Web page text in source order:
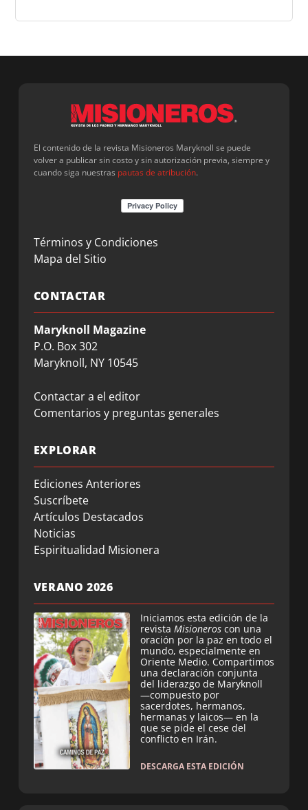
El contenido de la revista Misioneros Maryknoll se puede
volver a publicar sin costo y sin autorización previa, siempre y
cuando siga nuestras pautas de atribución.
Términos y Condiciones
Mapa del Sitio
CONTACTAR
Maryknoll Magazine
P.O. Box 302
Maryknoll, NY 10545
Contactar a el editor
Comentarios y preguntas generales
EXPLORAR
Ediciones Anteriores
Suscríbete
Artículos Destacados
Noticias
Espiritualidad Misionera
VERANO 2026
Iniciamos esta edición de la
revista Misioneros con una
oración por la paz en todo el
mundo, especialmente en
Oriente Medio. Compartimos
una declaración conjunta
del liderazgo de Maryknoll
—compuesto por
sacerdotes, hermanos,
hermanas y laicos— en la
que se pide el cese del
conflicto en Irán.
DESCARGA ESTA EDICIÓN